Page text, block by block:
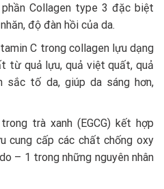
Collagen type 3 đặc biệt
độ đàn hồi của da.
C trong collagen lựu dạng
từ quả lựu, quả việt quất, quả
sắc tố da, giúp da sáng hơn,
trà xanh (EGCG) kết hợp
cung cấp các chất chống oxy
– 1 trong những nguyên nhân